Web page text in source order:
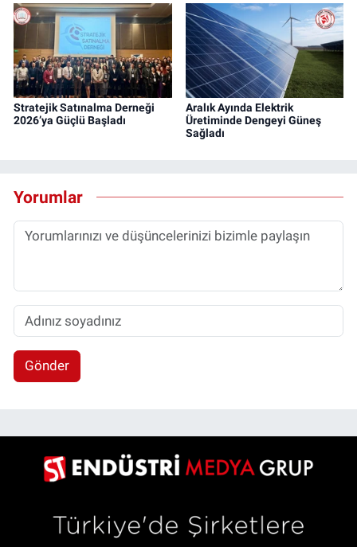
Stratejik Satınalma Derneği
2026’ya Güçlü Başladı
Aralık Ayında Elektrik
Üretiminde Dengeyi Güneş
Sağladı
Yorumlar
Gönder